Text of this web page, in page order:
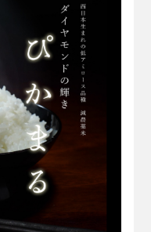
り｜南魚沼
沼市 まつえんど